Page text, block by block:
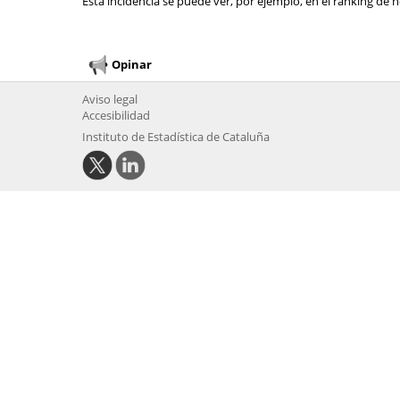
Opinar
Aviso legal
Accesibilidad
Instituto de Estadística de Cataluña